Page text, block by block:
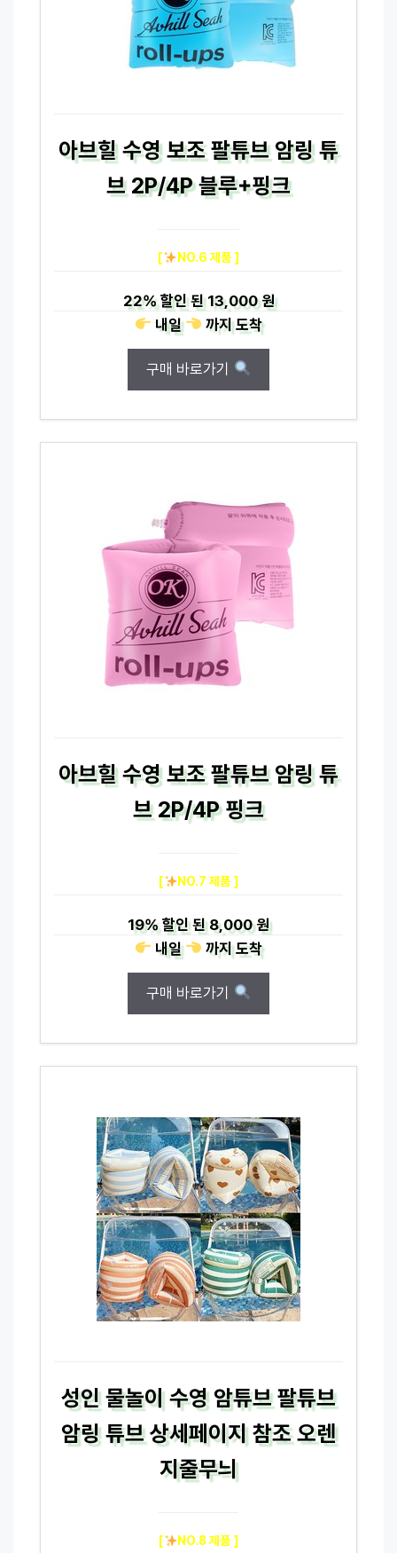
아브힐 수영 보조 팔튜브 암링 튜
브 2P/4P 블루+핑크
[ NO.6 제품 ]
22%할인 된13,000 원
내일
까지도착
구매 바로가기
아브힐 수영 보조 팔튜브 암링 튜
브 2P/4P 핑크
[ NO.7 제품 ]
19%할인 된8,000 원
내일
까지도착
구매 바로가기
성인 물놀이 수영 암튜브 팔튜브
암링 튜브 상세페이지 참조 오렌
지줄무늬
[ NO.8 제품 ]